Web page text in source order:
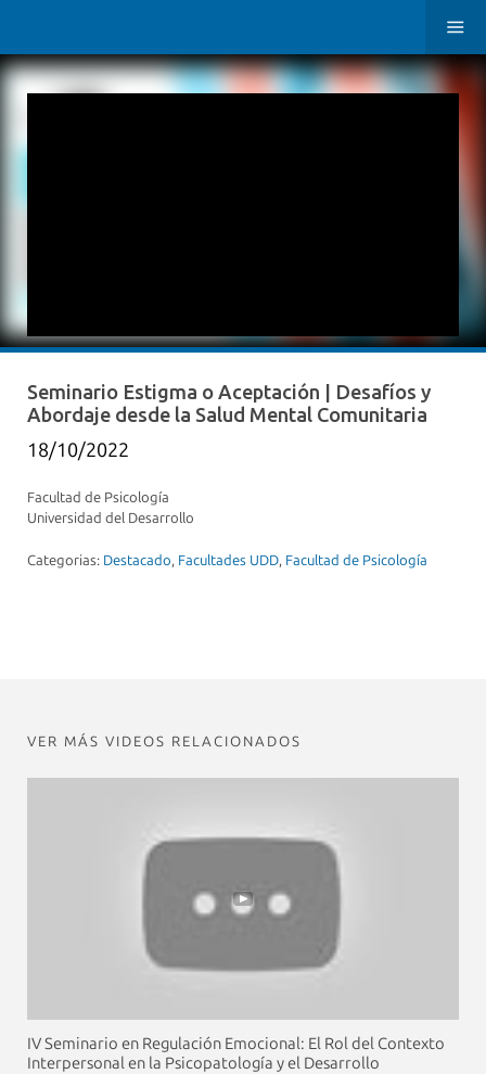
Seminario Estigma o Aceptación | Desafíos y
Abordaje desde la Salud Mental Comunitaria
18/10/2022
Facultad de Psicología
Universidad del Desarrollo
Categorias: Destacado, Facultades UDD, Facultad de Psicología
VER MÁS VIDEOS RELACIONADOS
IV Seminario en Regulación Emocional: El Rol del Contexto
Interpersonal en la Psicopatología y el Desarrollo